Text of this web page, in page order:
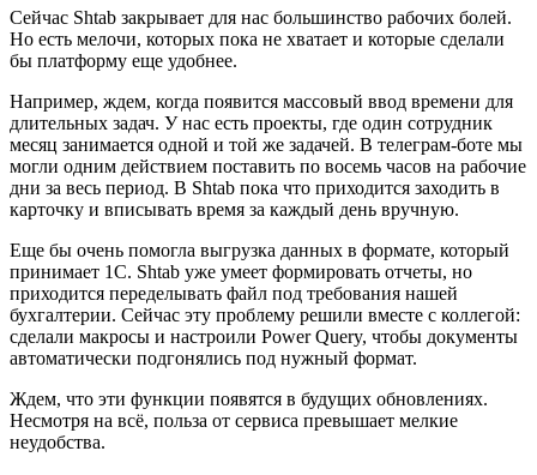
Сейчас Shtab закрывает для нас большинство рабочих болей.
Но есть мелочи, которых пока не хватает и которые сделали
бы платформу еще удобнее.
Например, ждем, когда появится массовый ввод времени для
длительных задач. У нас есть проекты, где один сотрудник
месяц занимается одной и той же задачей. В телеграм-боте мы
могли одним действием поставить по восемь часов на рабочие
дни за весь период. В Shtab пока что приходится заходить в
карточку и вписывать время за каждый день вручную.
Еще бы очень помогла выгрузка данных в формате, который
принимает 1С. Shtab уже умеет формировать отчеты, но
приходится переделывать файл под требования нашей
бухгалтерии. Сейчас эту проблему решили вместе с коллегой:
сделали макросы и настроили Power Query, чтобы документы
автоматически подгонялись под нужный формат.
Ждем, что эти функции появятся в будущих обновлениях.
Несмотря на всё, польза от сервиса превышает мелкие
неудобства.